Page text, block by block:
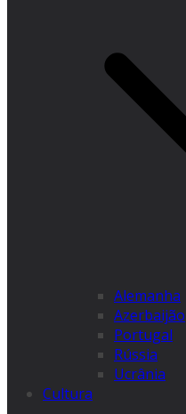
Alemanha
Azerbaijão
Portugal
Rússia
Ucrânia
Cultura